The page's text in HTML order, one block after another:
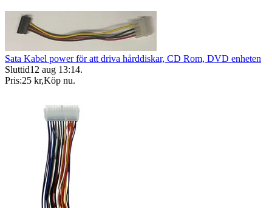
Sata Kabel power för att driva hårddiskar, CD Rom, DVD enheten
Sluttid12 aug 13:14.
Pris:25 kr,Köp nu.